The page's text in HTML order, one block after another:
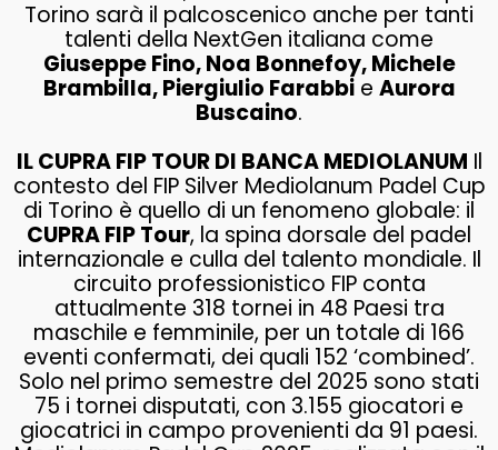
Torino sarà il palcoscenico anche per tanti
talenti della NextGen italiana come
Giuseppe Fino, Noa Bonnefoy, Michele
Brambilla, Piergiulio Farabbie Aurora
Buscaino.
IL CUPRA FIP TOUR DI BANCA MEDIOLANUM Il
contesto del FIP Silver Mediolanum Padel Cup
di Torino è quello di un fenomeno globale: il
CUPRA FIP Tour, la spina dorsale del padel
internazionale e culla del talento mondiale. Il
circuito professionistico FIP conta
attualmente 318 tornei in 48 Paesi tra
maschile e femminile, per un totale di 166
eventi confermati, dei quali 152 ‘combined’.
Solo nel primo semestre del 2025 sono stati
75 i tornei disputati, con 3.155 giocatori e
giocatrici in campo provenienti da 91 paesi.